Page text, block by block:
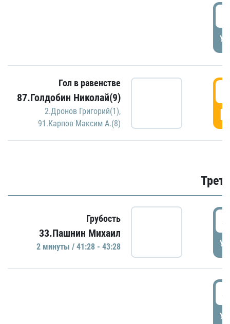
Гол в равенстве
87.Голдобин Николай(9)
2.Дронов Григорий(1),
91.Карпов Максим А.(8)
Грубость
33.Пашнин Михаил
2 минуты / 41:28 - 43:28